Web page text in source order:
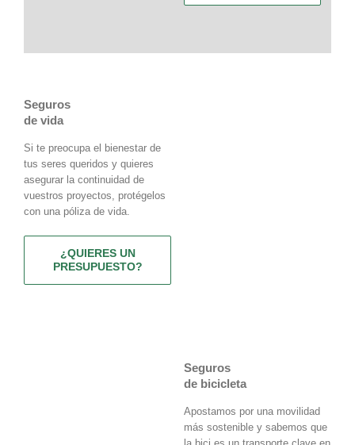
Seguros
de vida
Si te preocupa el bienestar de
tus seres queridos y quieres
asegurar la continuidad de
vuestros proyectos, protégelos
con una póliza de vida.
¿QUIERES UN
PRESUPUESTO?
Seguros
de bicicleta
Apostamos por una movilidad
más sostenible y sabemos que